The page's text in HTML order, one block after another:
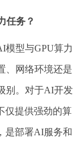
任务？
模型与GPU算力
、网络环境还是
别。对于AI开发
仅提供强劲的算
是部署AI服务和